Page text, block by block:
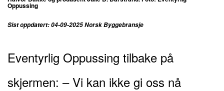
Oppussing
Sist oppdatert: 04-09-2025 Norsk Byggebransje
Eventyrlig Oppussing tilbake på
skjermen: – Vi kan ikke gi oss nå